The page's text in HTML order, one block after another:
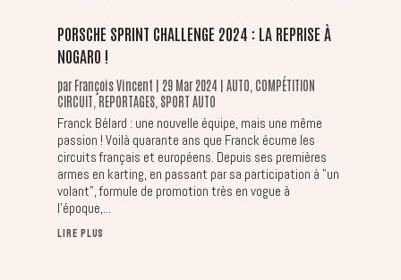
PORSCHE SPRINT CHALLENGE 2024 : LA REPRISE À
NOGARO !
par François Vincent 29 Mar 2024 AUTO COMPÉTITION
CIRCUIT REPORTAGES, SPORT AUTO
Franck Bélard : une nouvelle équipe, mais une même
passion ! Voilà quarante ans que Franck écume les
circuits français et européens. Depuis ses premières
armes en karting, en passant par sa participation à "un
volant", formule de promotion très en vogue à
l'époque,...
LIRE PLUS